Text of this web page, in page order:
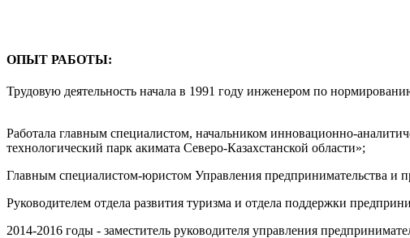
ОПЫТ РАБОТЫ:
Трудовую деятельность начала в 1991 году инженером по
Работала главным специалистом, начальником инновационно-
технологический парк акимата Северо-Казахстанской области»;
Главным специалистом-юристом Управления предпринимательства
Руководителем отдела развития туризма и отдела поддержки
2014-2016 годы - заместитель руководителя управления